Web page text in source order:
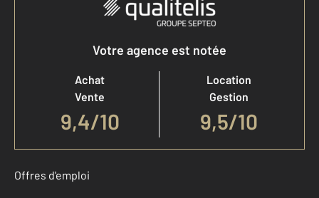
Votre agence est notée
Achat
Vente
9,4/10
Location
Gestion
9,5/10
Offres d'emploi